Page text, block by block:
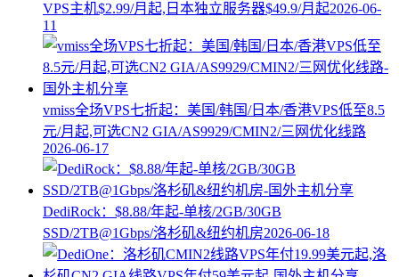
VPS主机$2.99/月起,日本独立服务器$49.9/月起2026-06-
11
vmiss全场VPS七折起：美国/韩国/日本/香港VPS低至8.5
元/月起,可选CN2 GIA/AS9929/CMIN2/三网优化线路
2026-06-17
DediRock：$8.88/年起-单核/2GB/30GB
SSD/2TB@1Gbps/洛杉矶&纽约机房2026-06-18